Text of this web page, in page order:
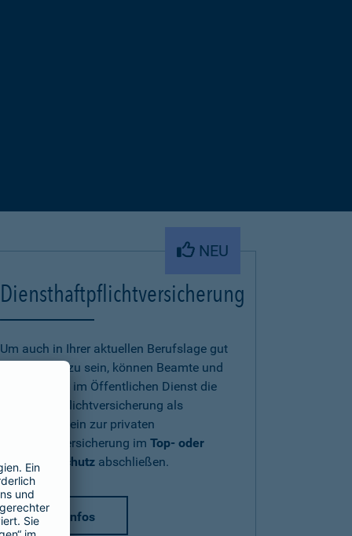
NEU
Diensthaftpflichtversicherung
Um auch in Ihrer aktuellen Berufslage gut
abgesichert zu sein, können Beamte und
Beschäftigte im Öffentlichen Dienst die
Diensthaftpflichtversicherung als
Zusatzbaustein zur privaten
Haftpflichtversicherung imTop- oder
Premium-Schutz abschließen.
mehr Infos